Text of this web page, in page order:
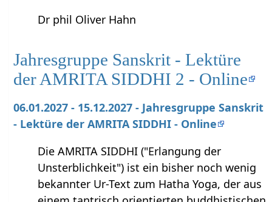
Dr phil Oliver Hahn
Jahresgruppe Sanskrit - Lektüre
der AMRITA SIDDHI 2 - Online
06.01.2027 - 15.12.2027 - Jahresgruppe Sanskrit
- Lektüre der AMRITA SIDDHI - Online
Die AMRITA SIDDHI ("Erlangung der
Unsterblichkeit") ist ein bisher noch wenig
bekannter Ur-Text zum Hatha Yoga, der aus